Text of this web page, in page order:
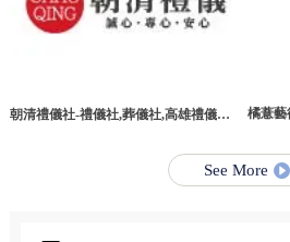
朝清禮儀社-禮儀社,葬儀社,高雄禮儀社,
橘薏藝
See More